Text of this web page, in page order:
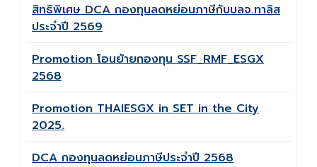
สิทธิพิเศษ DCA กองทุนลดหย่อนภาษีกับบลจ.ทาลิส
ประจำปี 2569
Promotion โอนย้ายกองทุน SSF_RMF_ESGX
2568
Promotion THAIESGX in SET in the City
2025.
DCA กองทุนลดหย่อนภาษีประจำปี 2568